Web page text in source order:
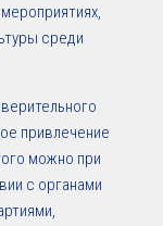
среди
привлечение
можно при
с органами